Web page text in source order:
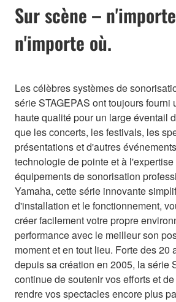
Sur scène –
n'importe où.
Les célèbres systèmes de
série STAGEPAS ont toujours fourni
haute qualité pour un large éventail
que les concerts, les festivals, les
présentations et d'autres
technologie de pointe et à
équipements de sonorisation
Yamaha, cette série innovante
d'installation et le fonctionnement,
créer facilement votre propre
performance avec le meilleur son
moment et en tout lieu. Forte des 20
depuis sa création en 2005, la série
continue de soutenir vos efforts et
rendre vos spectacles encore plus